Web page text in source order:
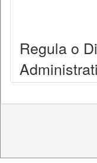
Regula o